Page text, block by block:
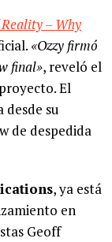
– Why
«Ozzy firmó
final», reveló el
El
su
de despedida
, ya está
en
Geoff